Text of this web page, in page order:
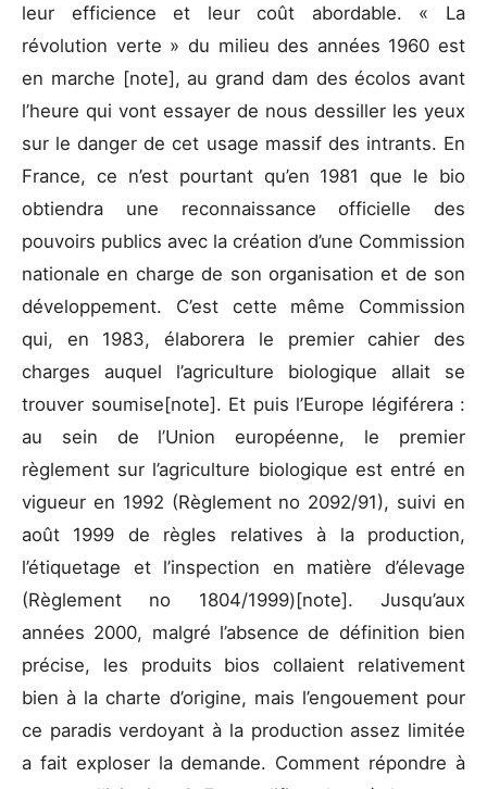
leur efficience et leur coût abordable. « La
révolution verte » du milieu des années 1960 est
en marche [note], au grand dam des écolos avant
l’heure qui vont essayer de nous dessiller les yeux
sur le danger de cet usage massif des intrants. En
France, ce n’est pourtant qu’en 1981 que le bio
obtiendra une reconnaissance officielle des
pouvoirs publics avec la création d’une Commission
nationale en charge de son organisation et de son
développement. C’est cette même Commission
qui, en 1983, élaborera le premier cahier des
charges auquel l’agriculture biologique allait se
trouver soumise[note]. Et puis l’Europe légiférera :
au sein de l’Union européenne, le premier
règlement sur l’agriculture biologique est entré en
vigueur en 1992 (Règlement no 2092/91), suivi en
août 1999 de règles relatives à la production,
l’étiquetage et l’inspection en matière d’élevage
(Règlement no 1804/1999)[note]. Jusqu’aux
années 2000, malgré l’absence de définition bien
précise, les produits bios collaient relativement
bien à la charte d’origine, mais l’engouement pour
ce paradis verdoyant à la production assez limitée
a fait exploser la demande. Comment répondre à